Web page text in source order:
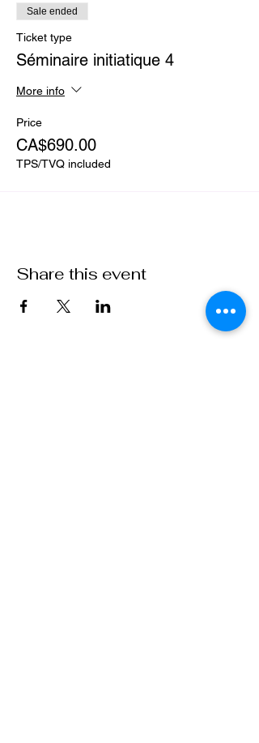
Sale ended
Ticket type
Séminaire initiatique 4
More info
Price
CA$690.00
TPS/TVQ included
Share this event